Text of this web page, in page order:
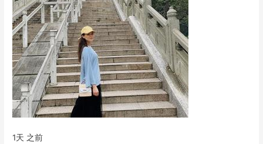
1天 之前